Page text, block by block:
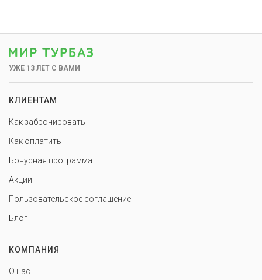
УЖЕ 13 ЛЕТ С ВАМИ
КЛИЕНТАМ
Как забронировать
Как оплатить
Бонусная программа
Акции
Пользовательское соглашение
Блог
КОМПАНИЯ
О нас